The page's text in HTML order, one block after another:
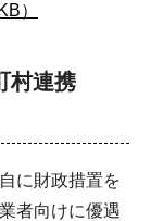
）
村連携
に財政措置を
者向けに優遇